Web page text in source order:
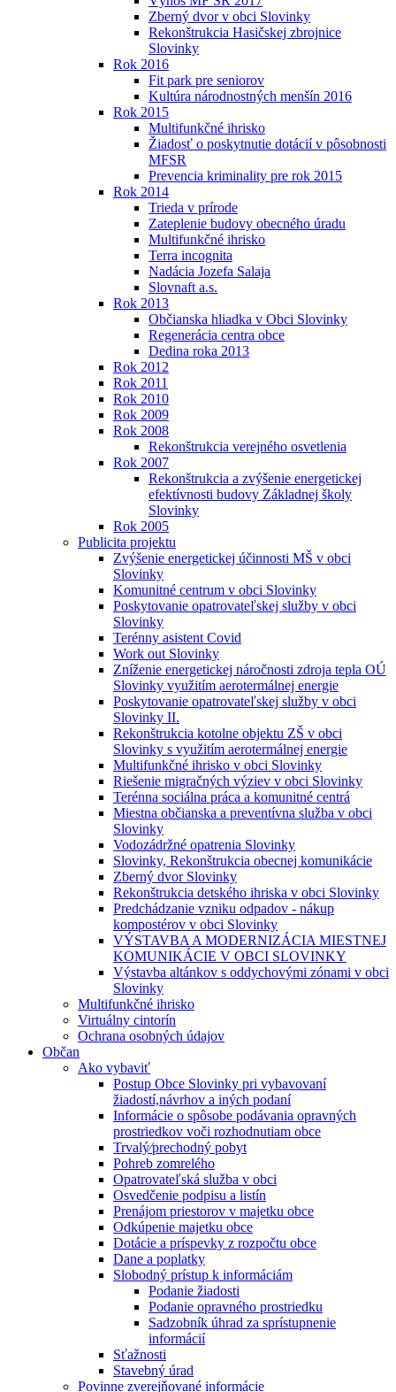
Zberný dvor v obci Slovinky
Rekonštrukcia Hasičskej zbrojnice
Slovinky
Rok 2016
Fit park pre seniorov
Kultúra národnostných menšín 2016
Rok 2015
Multifunkčné ihrisko
Žiadosť o poskytnutie dotácií v pôsobnosti
MFSR
Prevencia kriminality pre rok 2015
Rok 2014
Trieda v prírode
Zateplenie budovy obecného úradu
Multifunkčné ihrisko
Terra incognita
Nadácia Jozefa Salaja
Slovnaft a.s.
Rok 2013
Občianska hliadka v Obci Slovinky
Regenerácia centra obce
Dedina roka 2013
Rok 2012
Rok 2011
Rok 2010
Rok 2009
Rok 2008
Rekonštrukcia verejného osvetlenia
Rok 2007
Rekonštrukcia a zvýšenie energetickej
efektívnosti budovy Základnej školy
Slovinky
Rok 2005
Publicita projektu
Zvýšenie energetickej účinnosti MŠ v obci
Slovinky
Komunitné centrum v obci Slovinky
Poskytovanie opatrovateľskej služby v obci
Slovinky
Terénny asistent Covid
Work out Slovinky
Zníženie energetickej náročnosti zdroja tepla OÚ
Slovinky využitím aerotermálnej energie
Poskytovanie opatrovateľskej služby v obci
Slovinky II.
Rekonštrukcia kotolne objektu ZŠ v obci
Slovinky s využitím aerotermálnej energie
Multifunkčné ihrisko v obci Slovinky
Riešenie migračných výziev v obci Slovinky
Terénna sociálna práca a komunitné centrá
Miestna občianska a preventívna služba v obci
Slovinky
Vodozádržné opatrenia Slovinky
Slovinky, Rekonštrukcia obecnej komunikácie
Zberný dvor Slovinky
Rekonštrukcia detského ihriska v obci Slovinky
Predchádzanie vzniku odpadov - nákup
kompostérov v obci Slovinky
VÝSTAVBA A MODERNIZÁCIA MIESTNEJ
KOMUNIKÁCIE V OBCI SLOVINKY
Výstavba altánkov s oddychovými zónami v obci
Slovinky
Multifunkčné ihrisko
Virtuálny cintorín
Ochrana osobných údajov
Občan
Ako vybaviť
Postup Obce Slovinky pri vybavovaní
žiadostí,návrhov a iných podaní
Informácie o spôsobe podávania opravných
prostriedkov voči rozhodnutiam obce
Trvalý⁄prechodný pobyt
Pohreb zomrelého
Opatrovateľská služba v obci
Osvedčenie podpisu a listín
Prenájom priestorov v majetku obce
Odkúpenie majetku obce
Dotácie a príspevky z rozpočtu obce
Dane a poplatky
Slobodný prístup k informáciám
Podanie žiadosti
Podanie opravného prostriedku
Sadzobník úhrad za sprístupnenie
informácií
Sťažnosti
Stavebný úrad
Povinne zverejňované informácie